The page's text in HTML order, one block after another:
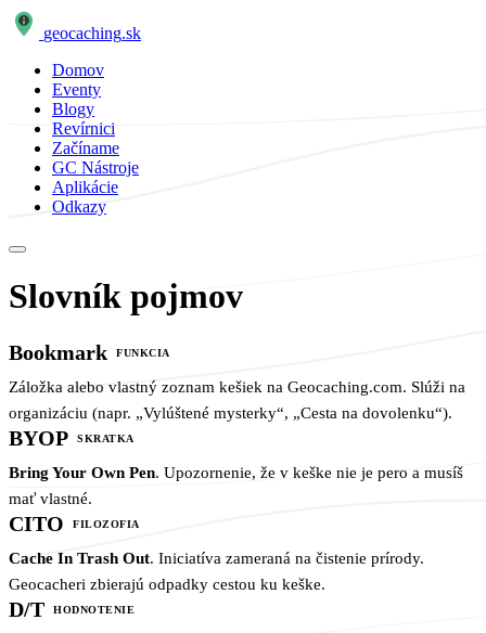
geocaching.sk
Domov
Eventy
Blogy
Revírnici
Začíname
GC Nástroje
Aplikácie
Odkazy
Slovník pojmov
Bookmark FUNKCIA
Záložka alebo vlastný zoznam kešiek na Geocaching.com. Slúži na
organizáciu (napr. „Vylúštené mysterky“, „Cesta na dovolenku“).
BYOP SKRATKA
Bring Your Own Pen. Upozornenie, že v keške nie je pero a musíš
mať vlastné.
CITO FILOZOFIA
Cache In Trash Out. Iniciatíva zameraná na čistenie prírody.
Geocacheri zbierajú odpadky cestou ku keške.
D/T HODNOTENIE